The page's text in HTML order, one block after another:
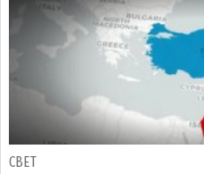
СВЕТ